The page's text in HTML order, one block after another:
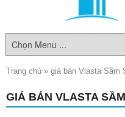
Trang chủ » giá bán Vlasta Sầm
GIÁ BÁN VLASTA